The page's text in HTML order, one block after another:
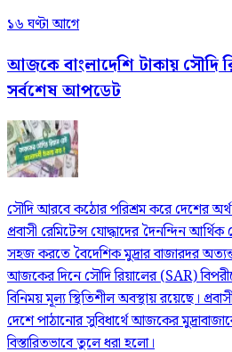
১৬ ঘণ্টা আগে
আজকে বাংলাদেশি টাকায় সৌদি
সর্বশেষ আপডেট
সৌদি আরবে কঠোর পরিশ্রম করে দেশের
প্রবাসী রেমিটেন্স যোদ্ধাদের দৈনন্দিন
সহজ করতে বৈদেশিক মুদ্রার বাজারদর
আজকের দিনে সৌদি রিয়ালের (SAR)
বিনিময় মূল্য স্থিতিশীল অবস্থায় রয়েছে।
দেশে পাঠানোর সুবিধার্থে আজকের
বিস্তারিতভাবে তুলে ধরা হলো।